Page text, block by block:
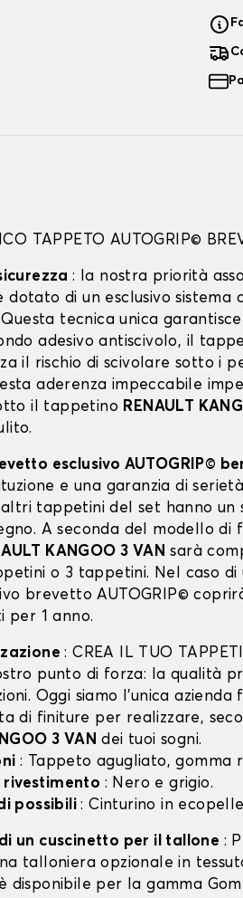
TAPPETO AUTOGRIP©
: la nostra priorità
dotato di un esclusivo sistema
Questa tecnica unica
adesivo antiscivolo, il
il rischio di scivolare sotto i
aderenza impeccabile
il tappetino RENAULT
esclusivo AUTOGRIP©
e una garanzia di
altri tappetini del set hanno
A seconda del modello di
KANGOO 3 VAN sarà
o 3 tappetini. Nel caso
brevetto AUTOGRIP©
per 1 anno.
: CREA IL TUO
punto di forza: la qualità
Oggi siamo l’unica
di finiture per realizzare,
3 VAN dei tuoi sogni.
: Tappeto agugliato, gomma
rivestimento : Nero e grigio.
possibili: Cinturino in
un cuscinetto per il tallone :
talloniera opzionale in
disponibile per la gamma